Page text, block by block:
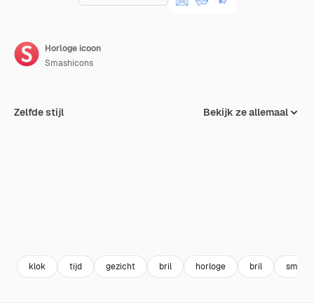
Horloge icoon
Smashicons
Zelfde stijl Bekijk ze allemaal
klok tijd gezicht bril horloge bril